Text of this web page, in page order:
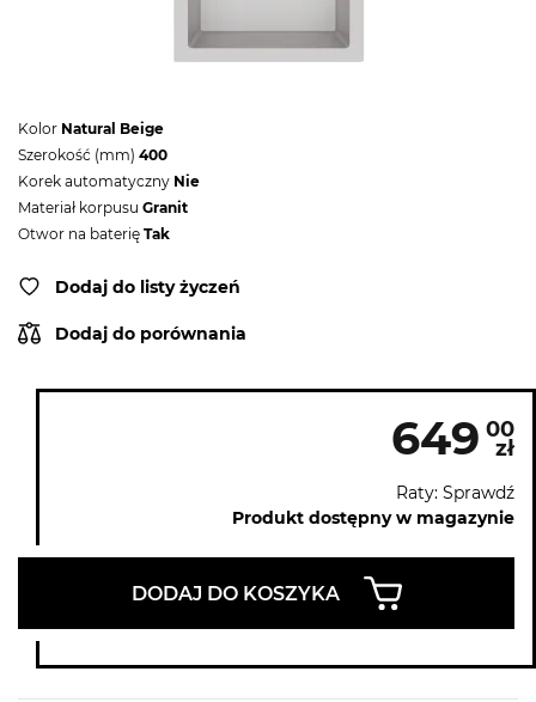
Kolor Natural Beige
Szerokość (mm) 400
Korek automatyczny Nie
Materiał korpusu Granit
Otwor na baterię Tak
Dodaj do listy życzeń
Dodaj do porównania
649 00
zł
Raty: Sprawdź
Produkt dostępny w magazynie
DODAJ DO KOSZYKA